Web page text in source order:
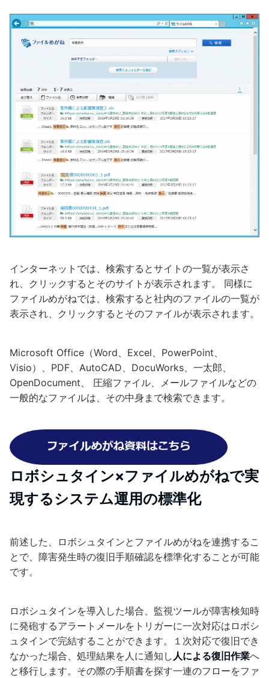
インターネットでは、検索するとサイトの一覧が表示さ
れ、クリックするとそのサイトが表示されます。 同様に
ファイルめがねでは、検索すると社内のファイルの一覧が
表示され、クリックするとそのファイルが表示されます。
Microsoft Office（Word、Excel、PowerPoint、
Visio）、PDF、AutoCAD、DocuWorks、一太郎、
OpenDocument、 圧縮ファイル、メールファイルなどの
一般的なファイルは、その中身まで検索できます。
ロボシュタイン×ファイルめがねで実
現するシステム運用の標準化
前述した、ロボシュタインとファイルめがねを連携するこ
とで、障害発生時の復旧手順確認を標準化することが可能
です。
ロボシュタインを導入した場合、監視ツールが障害検知時
に発砲するアラートメールをトリガーに一次対応はロボシ
ュタインで完結することができます。１次対応で復旧でき
なかった場合、処理結果を人に通知し 人による復旧作業へ
と移行します。その際の手順書を探す一連のフローをファ